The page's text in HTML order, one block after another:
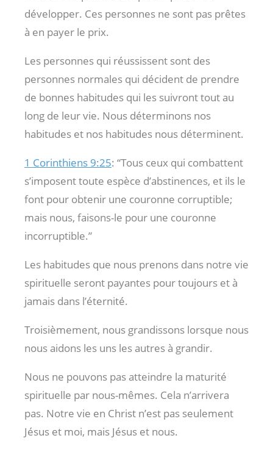
développer. Ces personnes ne sont pas prêtes
à en payer le prix.
Les personnes qui réussissent sont des
personnes normales qui décident de prendre
de bonnes habitudes qui les suivront tout au
long de leur vie. Nous déterminons nos
habitudes et nos habitudes nous déterminent.
1 Corinthiens 9:25: “Tous ceux qui combattent
s’imposent toute espèce d’abstinences, et ils le
font pour obtenir une couronne corruptible;
mais nous, faisons-le pour une couronne
incorruptible.”
Les habitudes que nous prenons dans notre vie
spirituelle seront payantes pour toujours et à
jamais dans l’éternité.
Troisièmement, nous grandissons lorsque nous
nous aidons les uns les autres à grandir.
Nous ne pouvons pas atteindre la maturité
spirituelle par nous-mêmes. Cela n’arrivera
pas. Notre vie en Christ n’est pas seulement
Jésus et moi, mais Jésus et nous.